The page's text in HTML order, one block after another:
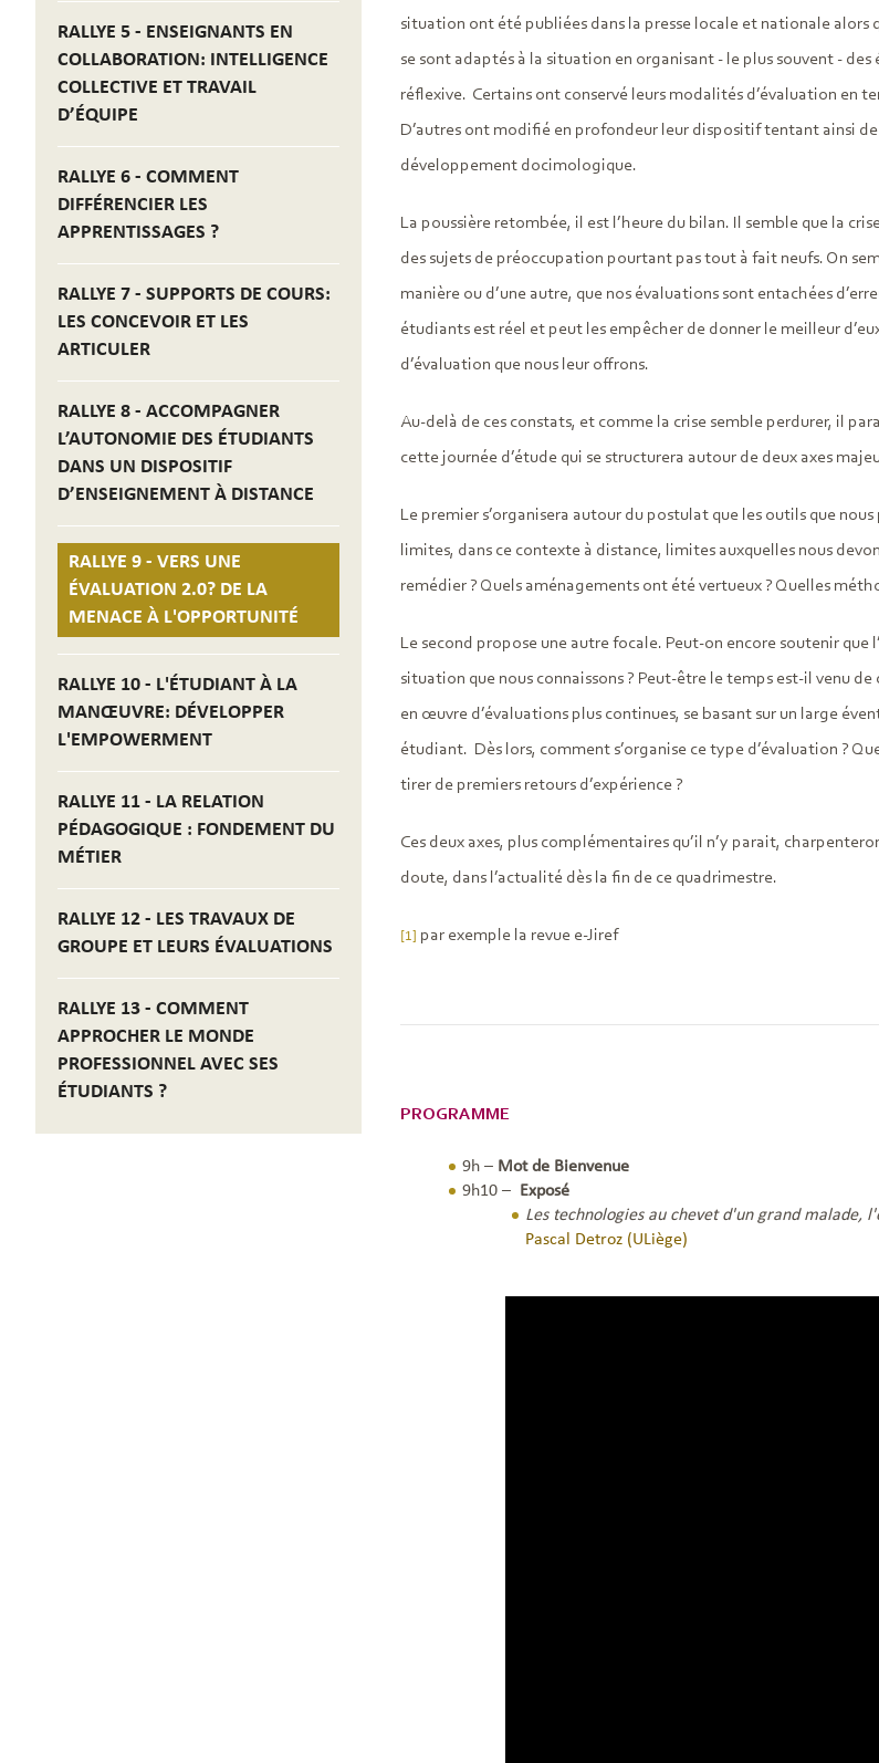
RALLYE 5 - ENSEIGNANTS EN
COLLABORATION: INTELLIGENCE
COLLECTIVE ET TRAVAIL
D’ÉQUIPE
RALLYE 6 - COMMENT
DIFFÉRENCIER LES
APPRENTISSAGES ?
RALLYE 7 - SUPPORTS DE COURS:
LES CONCEVOIR ET LES
ARTICULER
RALLYE 8 - ACCOMPAGNER
L’AUTONOMIE DES ÉTUDIANTS
DANS UN DISPOSITIF
D’ENSEIGNEMENT À DISTANCE
RALLYE 9 - VERS UNE
ÉVALUATION 2.0? DE LA
MENACE À L'OPPORTUNITÉ
RALLYE 10 - L'ÉTUDIANT À LA
MANŒUVRE: DÉVELOPPER
L'EMPOWERMENT
RALLYE 11 - LA RELATION
PÉDAGOGIQUE : FONDEMENT DU
MÉTIER
RALLYE 12 - LES TRAVAUX DE
GROUPE ET LEURS ÉVALUATIONS
RALLYE 13 - COMMENT
APPROCHER LE MONDE
PROFESSIONNEL AVEC SES
ÉTUDIANTS ?
situation ont été publiées dans la presse locale et nationale alors
se sont adaptés à la situation en organisant - le plus souvent -
réflexive. Certains ont conservé leurs modalités d’évaluation en
D’autres ont modifié en profondeur leur dispositif tentant ainsi
développement docimologique.
La poussière retombée, il est l’heure du bilan. Il semble que la
des sujets de préoccupation pourtant pas tout à fait neufs. On
manière ou d’une autre, que nos évaluations sont entachées
étudiants est réel et peut les empêcher de donner le meilleur
d’évaluation que nous leur offrons.
Au-delà de ces constats, et comme la crise semble perdurer, il
cette journée d’étude qui se structurera autour de deux axes
Le premier s’organisera autour du postulat que les outils que
limites, dans ce contexte à distance, limites auxquelles nous
remédier ? Quels aménagements ont été vertueux ? Quelles
Le second propose une autre focale. Peut-on encore soutenir
situation que nous connaissons ? Peut-être le temps est-il venu
en œuvre d’évaluations plus continues, se basant sur un large
étudiant. Dès lors, comment s’organise ce type d’évaluation ?
tirer de premiers retours d’expérience ?
Ces deux axes, plus complémentaires qu’il n’y parait,
doute, dans l’actualité dès la fin de ce quadrimestre.
[1] par exemple la revue e-Jiref
PROGRAMME
9h – Mot de Bienvenue
9h10 – Exposé
Les technologies au chevet d'un grand malade,
Pascal Detroz (ULiège)